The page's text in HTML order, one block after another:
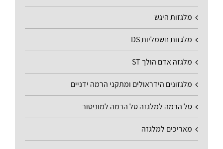
מלגזות היגש
מלגזות חשמליות DS
מלגזה אדם הולך ST
מלגזונים הידראולים ומתקני הרמה ידניים
סל הרמה למלגזה סל הרמה למוניטור
מאריכים למלגזה